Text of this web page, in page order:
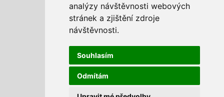
analýzy návštěvnosti webových
stránek a zjištění zdroje
návštěvnosti.
Souhlasím
Odmítám
+420499 628 721
sekretariat@coopdk.cz
www.coopdk.cz